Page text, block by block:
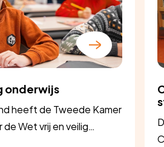
onderwijs
heeft de Tweede Kamer
Wet vrij en veilig